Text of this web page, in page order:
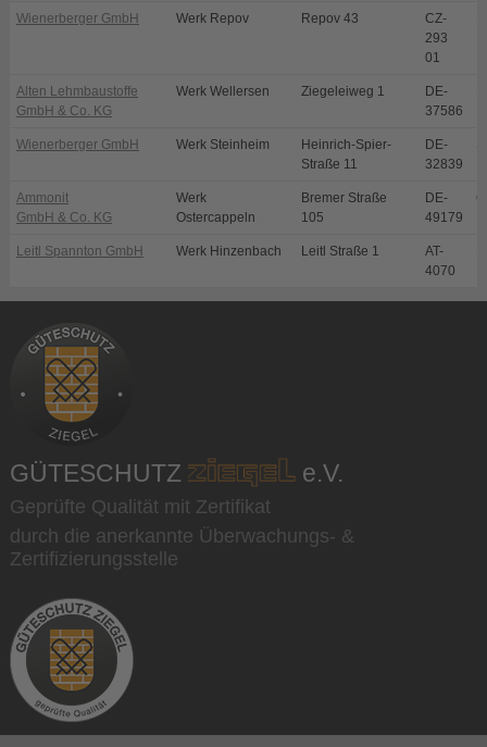
Wienerberger GmbH Werk Repov Repov 43
CZ-
293
01
Alten Lehmbaustoffe
GmbH & Co. KG
Werk Wellersen Ziegeleiweg 1
DE-
37586
Wienerberger GmbH Werk Steinheim
Heinrich-Spier-
Straße 11
DE-
32839
Ammonit
GmbH & Co. KG
Werk
Ostercappeln
Bremer Straße
105
DE-
49179
Leitl Spannton GmbH Werk Hinzenbach Leitl Straße 1
AT-
4070
GÜTESCHUTZ e.V.
Geprüfte Qualität mit Zertifikat
durch die anerkannte Überwachungs- &
Zertifizierungsstelle